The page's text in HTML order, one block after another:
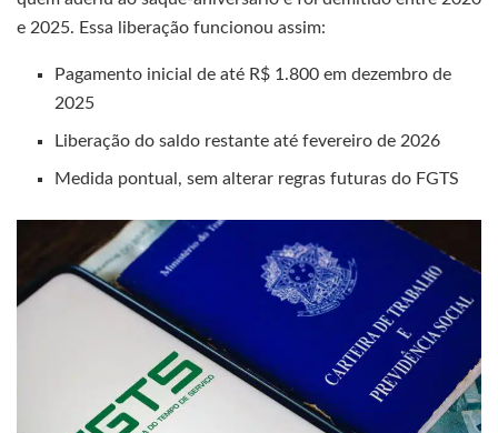
e 2025. Essa liberação funcionou assim:
Pagamento inicial de até R$ 1.800 em dezembro de
2025
Liberação do saldo restante até fevereiro de 2026
Medida pontual, sem alterar regras futuras do FGTS